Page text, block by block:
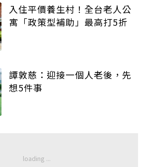
入住平價養生村！全台老人公
寓「政策型補助」最高打5折
譚敦慈：迎接一個人老後，先
想5件事